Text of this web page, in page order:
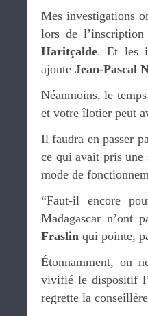
Mes investigations
lors de
Haritçalde. Et les
ajoute Jean-Pascal
Néanmoins, le
et votre îlotier peut
Il faudra en passer
ce qui avait pris une
mode de
“Faut-il encore
Madagascar n’ont
Fraslin qui pointe,
Étonnamment, on
vivifié le dispositif
regrette la conseillère